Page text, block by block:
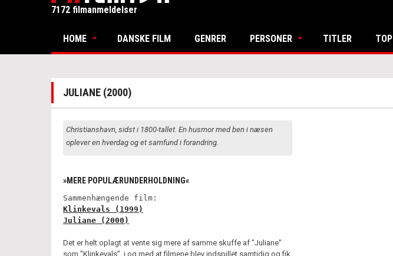
7172 filmanmeldelser
HOME DANSKE FILM GENRER PERSONER TITLER TOP
JULIANE (2000)
Christianshavn, sidst i 1800-tallet. En husmor med ben i næsen
oplever en hverdag og et samfund i forandring.
»MERE POPULÆRUNDERHOLDNING«
Sammenhængende film:
Klinkevals (1999)
Juliane (2000)
Det er helt oplagt at vente sig mere af samme skuffe af "Juliane"
som "Klinkevals", i og med at filmene blev indspillet samtidig og fik